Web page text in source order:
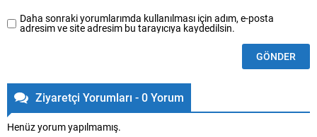
Daha sonraki yorumlarımda kullanılması için adım, e-posta
adresim ve site adresim bu tarayıcıya kaydedilsin.
Ziyaretçi Yorumları - 0 Yorum
Henüz yorum yapılmamış.